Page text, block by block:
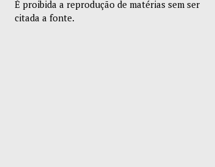
É proibida a reprodução de matérias sem ser
citada a fonte.